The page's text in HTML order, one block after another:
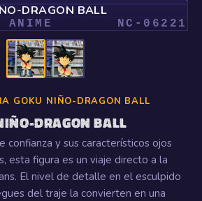
DRAGON BALL
ANIME NC- 06221
GOKU NIÑO-DRAGON BALL
DRAGON BALL
confianza y sus característicos ojos
esta figura es un viaje directo a la
El nivel de detalle en el esculpido
del traje la convierten en una